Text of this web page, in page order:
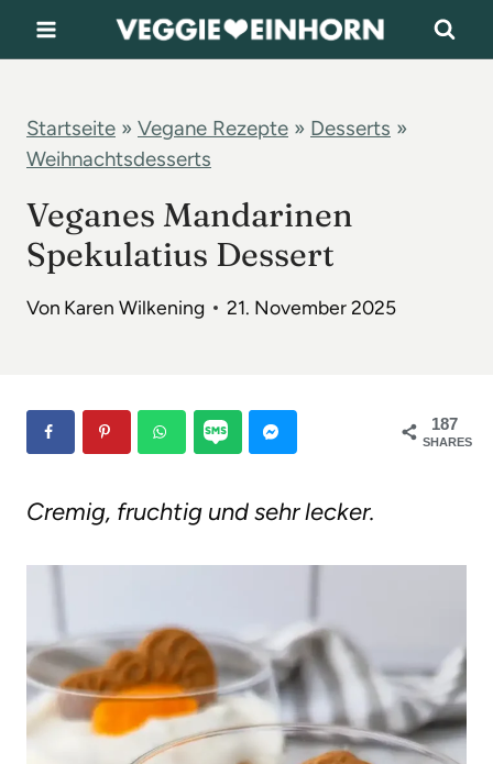
u
Startseite » Vegane Rezepte » Desserts »
Weihnachtsdesserts
Veganes Mandarinen
Spekulatius Dessert
Von Karen Wilkening 21. November 2025
187
SHARES
Cremig, fruchtig und sehr lecker.